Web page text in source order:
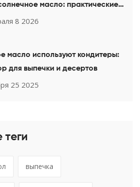
масло: практические
и эффект
8 2026
масло используют кондитеры:
для выпечки и десертов
25 2025
теги
выпечка